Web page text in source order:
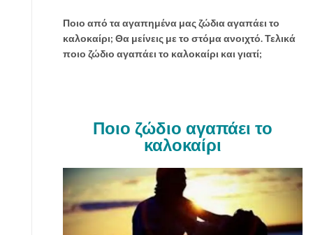
Ποιο από τα αγαπημένα μας ζώδια αγαπάει το
καλοκαίρι; Θα μείνεις με το στόμα ανοιχτό. Τελικά
ποιο ζώδιο αγαπάει το καλοκαίρι και γιατί;
Ποιο ζώδιο αγαπάει το
καλοκαίρι